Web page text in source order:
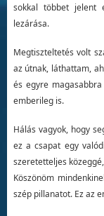
sokkal többet jelent
lezárása.
Megtiszteltetés volt
az útnak, láthattam,
és egyre
emberileg is.
Hálás vagyok, hogy
ez a csapat egy
szeretetteljes
Köszönöm
szép pillanatot. Ez az